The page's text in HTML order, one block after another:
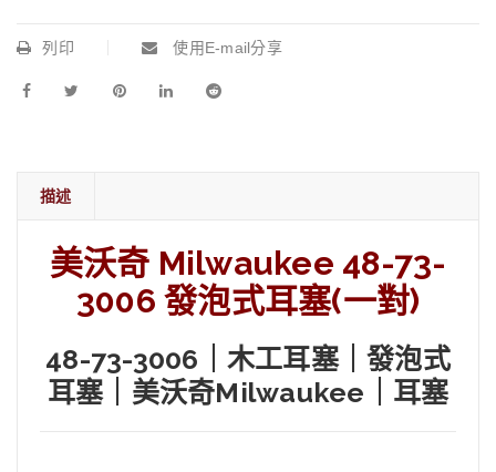
列印 使用E-mail分享
描述
美沃奇 Milwaukee 48-73-
3006 發泡式耳塞(一對)
48-73-3006｜ 木工耳塞｜發泡式
耳塞｜美沃奇Milwaukee｜耳塞